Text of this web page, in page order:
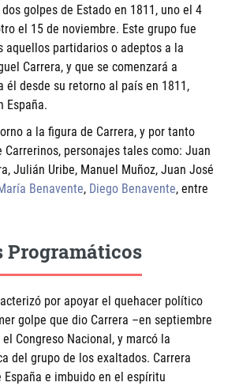
golpes de Estado en 1811, uno el 4
el 15 de noviembre. Este grupo fue
aquellos partidarios o adeptos a la
Carrera, y que se comenzará a
él desde su retorno al país en 1811,
España.
a la figura de Carrera, y por tanto
personajes tales como: Juan
Julián Uribe, Manuel Muñoz, Juan José
Benavente, Diego Benavente, entre
por apoyar el quehacer político
golpe que dio Carrera –en septiembre
Congreso Nacional, y marcó la
del grupo de los exaltados. Carrera
España e imbuido en el espíritu